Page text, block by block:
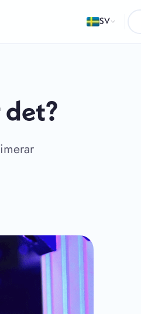
SV
det?